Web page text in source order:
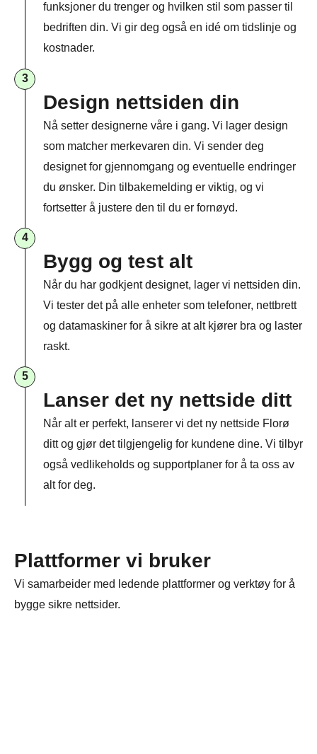
funksjoner du trenger og hvilken stil som passer til
bedriften din. Vi gir deg også en idé om tidslinje og
kostnader.
3
Design nettsiden din
Nå setter designerne våre i gang. Vi lager design
som matcher merkevaren din. Vi sender deg
designet for gjennomgang og eventuelle endringer
du ønsker. Din tilbakemelding er viktig, og vi
fortsetter å justere den til du er fornøyd.
4
Bygg og test alt
Når du har godkjent designet, lager vi nettsiden din.
Vi tester det på alle enheter som telefoner, nettbrett
og datamaskiner for å sikre at alt kjører bra og laster
raskt.
5
Lanser det ny nettside ditt
Når alt er perfekt, lanserer vi det ny nettside Florø
ditt og gjør det tilgjengelig for kundene dine. Vi tilbyr
også vedlikeholds og supportplaner for å ta oss av
alt for deg.
Plattformer vi bruker
Vi samarbeider med ledende plattformer og verktøy for å
bygge sikre nettsider.